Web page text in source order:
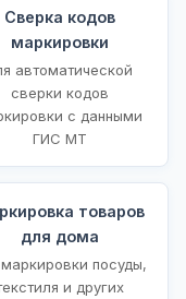
Сверка кодов
маркировки
автоматической
сверки кодов
с данными
ГИС МТ
товаров
для дома
посуды,
и других